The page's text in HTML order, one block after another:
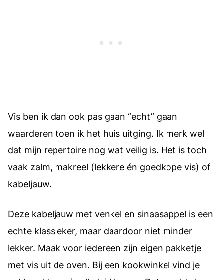
Vis ben ik dan ook pas gaan “echt” gaan
waarderen toen ik het huis uitging. Ik merk wel
dat mijn repertoire nog wat veilig is. Het is toch
vaak zalm, makreel (lekkere én goedkope vis) of
kabeljauw.
Deze kabeljauw met venkel en sinaasappel is een
echte klassieker, maar daardoor niet minder
lekker. Maak voor iedereen zijn eigen pakketje
met vis uit de oven. Bij een kookwinkel vind je